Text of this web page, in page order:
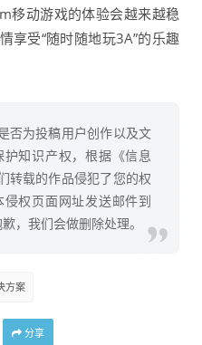
移动游戏的体验会越来越稳
享受“随时随地玩3A”的乐趣
否为投稿用户创作以及文
知识产权，根据《信息
转载的作品侵犯了您的权
权页面网址发送邮件到
，我们会做删除处理。
方案
分享